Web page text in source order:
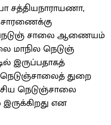
சத்தியநாராயணா,
நெடுஞ் சாலை ஆணையம்
மாநில நெடுஞ்
இருப்பதாகத்
நெடுஞ்சாலைத் துறை
நெடுஞ்சாலை
என